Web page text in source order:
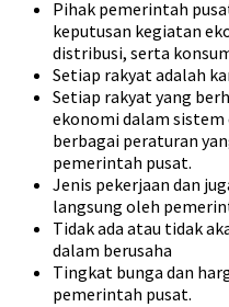
Pihak pemerintah
keputusan kegiatan
distribusi, serta
Setiap rakyat adalah
Setiap rakyat yang
ekonomi dalam
berbagai peraturan
pemerintah pusat.
Jenis pekerjaan dan
langsung oleh
Tidak ada atau tidak
dalam berusaha
Tingkat bunga dan
pemerintah pusat.